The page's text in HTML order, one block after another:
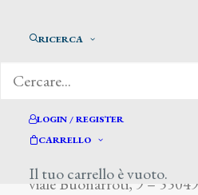
RICERCA
LOGIN / REGISTER
CARRELLO
Il tuo carrello è vuoto.
viale Buonarroti, 9 –